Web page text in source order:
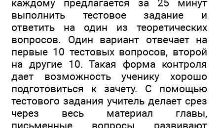
каждому предлагается за 25 минут
выполнить тестовое задание и
ответить на один из теоретических
вопросов. Один вариант отвечает на
первые 10 тестовых вопросов, второй
на другие 10. Такая форма контроля
дает возможность ученику хорошо
подготовиться к зачету. С помощью
тестового задания учитель делает срез
через весь материал главы,
письменные вопросы развивают